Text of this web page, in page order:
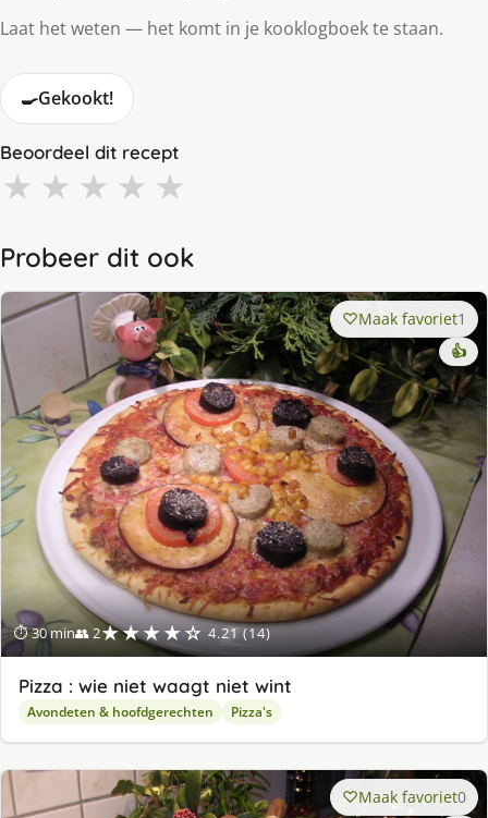
Laat het weten — het komt in je kooklogboek te staan.
🍳Gekookt!
Beoordeel dit recept
★ ★ ★ ★ ★
Probeer dit ook
⏱ 30 min👥 2★★★★☆ 4.21 (14)
Maak favoriet1
👍
Pizza : wie niet waagt niet wint
Avondeten & hoofdgerechten Pizza's
Maak favoriet0